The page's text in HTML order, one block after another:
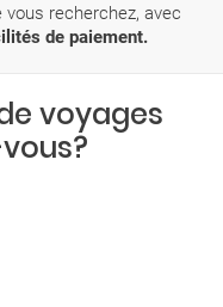
recherchez, avec
de paiement.
voyages